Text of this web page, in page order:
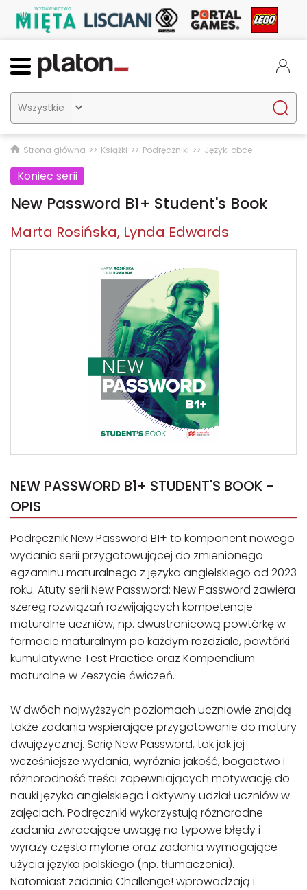

Strona główna Książki Podręczniki Języki obce
Koniec serii
New Password B1+ Student's Book
Marta Rosińska Lynda Edwards
NEW PASSWORD B1+ STUDENT'S BOOK -
OPIS
Podręcznik New Password B1+ to komponent nowego
wydania serii przygotowującej do zmienionego
egzaminu maturalnego z języka angielskiego od 2023
roku. Atuty serii New Password: New Password zawiera
szereg rozwiązań rozwijających kompetencje
maturalne uczniów, np. dwustronicową powtórkę w
formacie maturalnym po każdym rozdziale, powtórki
kumulatywne Test Practice oraz Kompendium
maturalne w Zeszycie ćwiczeń.
W dwóch najwyższych poziomach uczniowie znajdą
także zadania wspierające przygotowanie do matury
dwujęzycznej. Serię New Password, tak jak jej
wcześniejsze wydania, wyróżnia jakość, bogactwo i
różnorodność treści zapewniających motywację do
nauki języka angielskiego i aktywny udział uczniów w
zajęciach. Podręczniki wykorzystują różnorodne
zadania zwracające uwagę na typowe błędy i
wyrazy często mylone oraz zadania wymagające
użycia języka polskiego (np. tłumaczenia).
Natomiast zadania Challenge! wprowadzają i